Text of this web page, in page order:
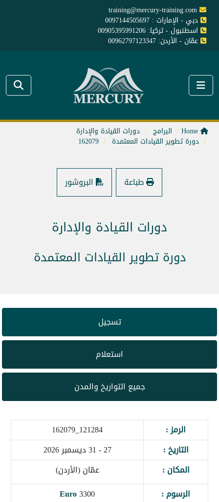
training@mercury-training.com
دبي - الإمارات : 0097144505697
اسطنبول - تركيا: 00905395991206
عمّان - الأردن: 00962797123347
البرامج دورات القيادة والإدارة
دورة تطوير القيادات المعتمدة 162079
طباعة البروشور
دورات القيادة والإدارة
دورة تطوير القيادات المعتمدة
تسجيل
استعلام
جميع التواريخ والمدن
الرمز :
121284_162079
التاريخ :
27 - 31 ديسمبر 2026
المكان :
عمّان (الأردن)
الرسوم :
3300
Euro